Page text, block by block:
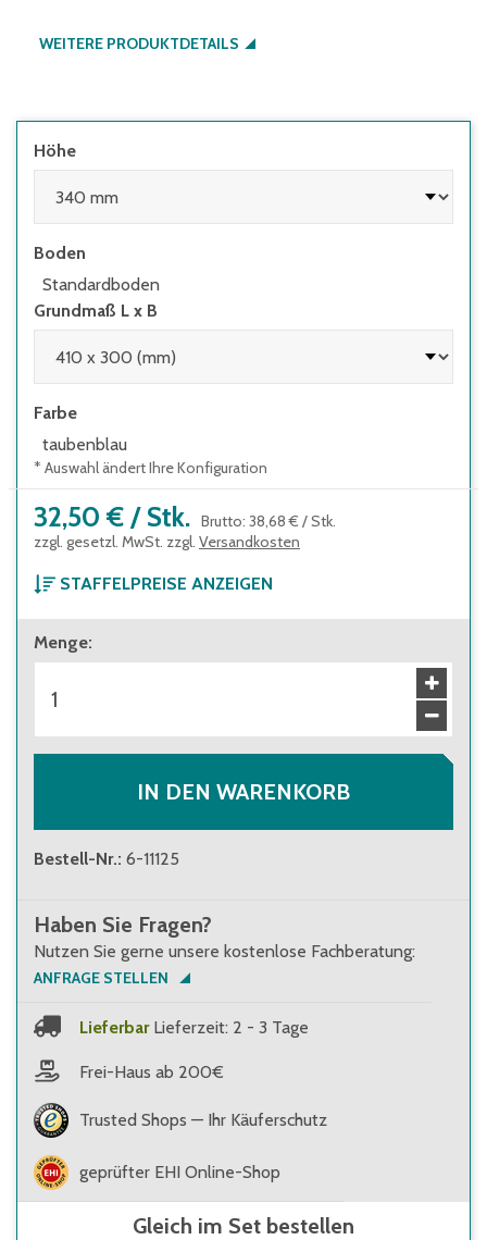
WEITERE PRODUKTDETAILS
Höhe
Boden
Standardboden
Grundmaß L x B
Farbe
taubenblau
* Auswahl ändert Ihre Konfiguration
32,50 € / Stk. Brutto: 38,68 € /Stk.
zzgl. gesetzl. MwSt. zzgl. Versandkosten
STAFFELPREISE ANZEIGEN
ab 1 Stück
32,50 €
ab 114 Stück
29,20 €
Menge:
IN DEN WARENKORB
Bestell-Nr.: 6-11125
Haben Sie Fragen?
Nutzen Sie gerne unsere kostenlose Fachberatung:
ANFRAGE STELLEN
Lieferbar Lieferzeit: 2 - 3 Tage
Frei-Haus ab 200€
Trusted Shops — Ihr Käuferschutz
geprüfter EHI Online-Shop
Gleich im Set bestellen